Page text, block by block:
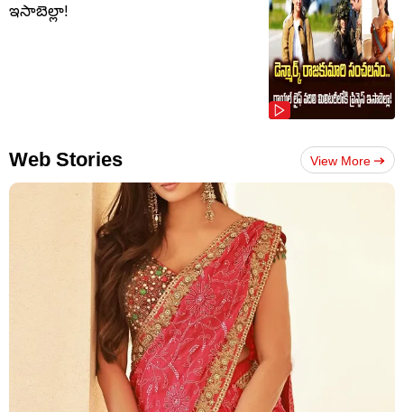
ఇసాబెల్లా!
Web Stories View More